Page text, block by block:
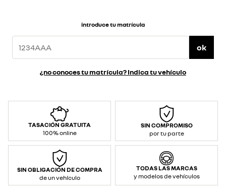
introduce tu matrícula
ok
¿no conoces tu matrícula? Indica tu vehículo
TASACIÓN GRATUITA
100% online
SIN COMPROMISO
por tu parte
SIN OBLIGACIÓN DE COMPRA
de un vehículo
TODAS LAS MARCAS
y modelos de vehículos